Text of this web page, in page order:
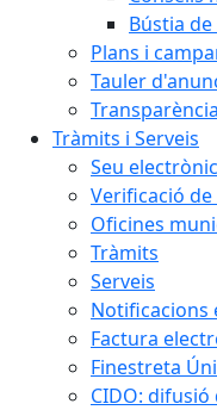
Bústia
Plans i
Tauler
Transparència
Tràmits i Serveis
Seu
Verificació
Oficines
Tràmits
Serveis
Notificacions
Factura
Finestreta
CIDO: